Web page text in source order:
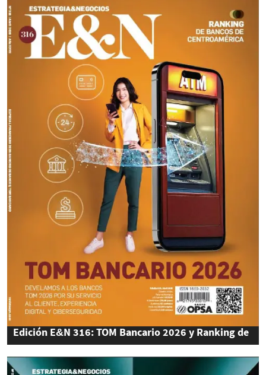
Edición E&N 316: TOM Bancario 2026 y Ranking de
Bancos